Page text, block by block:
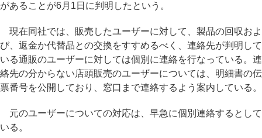
があることが6月1日に判明したという。
現在同社では、販売したユーザーに対して、製品の回収およ
び、返金か代替品との交換をすすめるべく、連絡先が判明して
いる通販のユーザーに対しては個別に連絡を行なっている。連
絡先の分からない店頭販売のユーザーについては、明細書の伝
票番号を公開しており、窓口まで連絡するよう案内している。
元のユーザーについての対応は、早急に個別連絡するとして
いる。